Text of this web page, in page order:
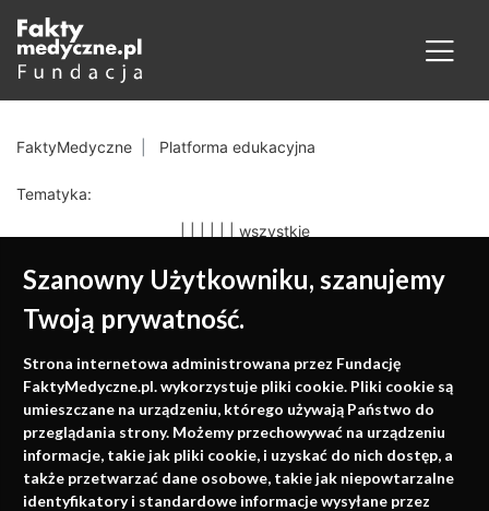
Szanowny Użytkowniku, szanujemy
Twoją prywatność.
Strona internetowa administrowana przez Fundację
FaktyMedyczne.pl. wykorzystuje pliki cookie. Pliki cookie są
umieszczane na urządzeniu, którego używają Państwo do
przeglądania strony. Możemy przechowywać na urządzeniu
informacje, takie jak pliki cookie, i uzyskać do nich dostęp, a
także przetwarzać dane osobowe, takie jak niepowtarzalne
identyfikatory i standardowe informacje wysyłane przez
FaktyMedyczne Platforma edukacyjna
Tematyka:
wszystkie
Medycyna oparta na
faktach
Konferencje, szkolenia, e-learning, wydawnictwo